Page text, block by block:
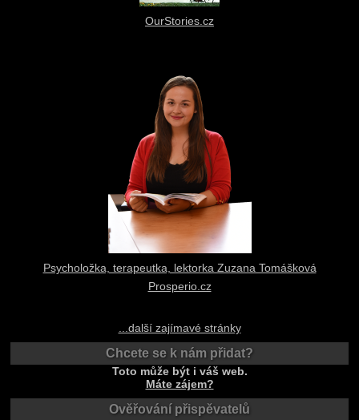
OurStories.cz
Psycholožka, terapeutka, lektorka Zuzana Tomášková
Prosperio.cz
...další zajímavé stránky
Chcete se k nám přidat?
Toto může být i váš web.
Máte zájem?
Ověřování přispěvatelů